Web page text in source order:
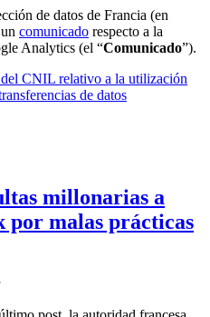
de datos de Francia (en
comunicado respecto a la
Analytics (el “Comunicado”).
CNIL relativo a la utilización
de datos
millonarias a
por malas prácticas